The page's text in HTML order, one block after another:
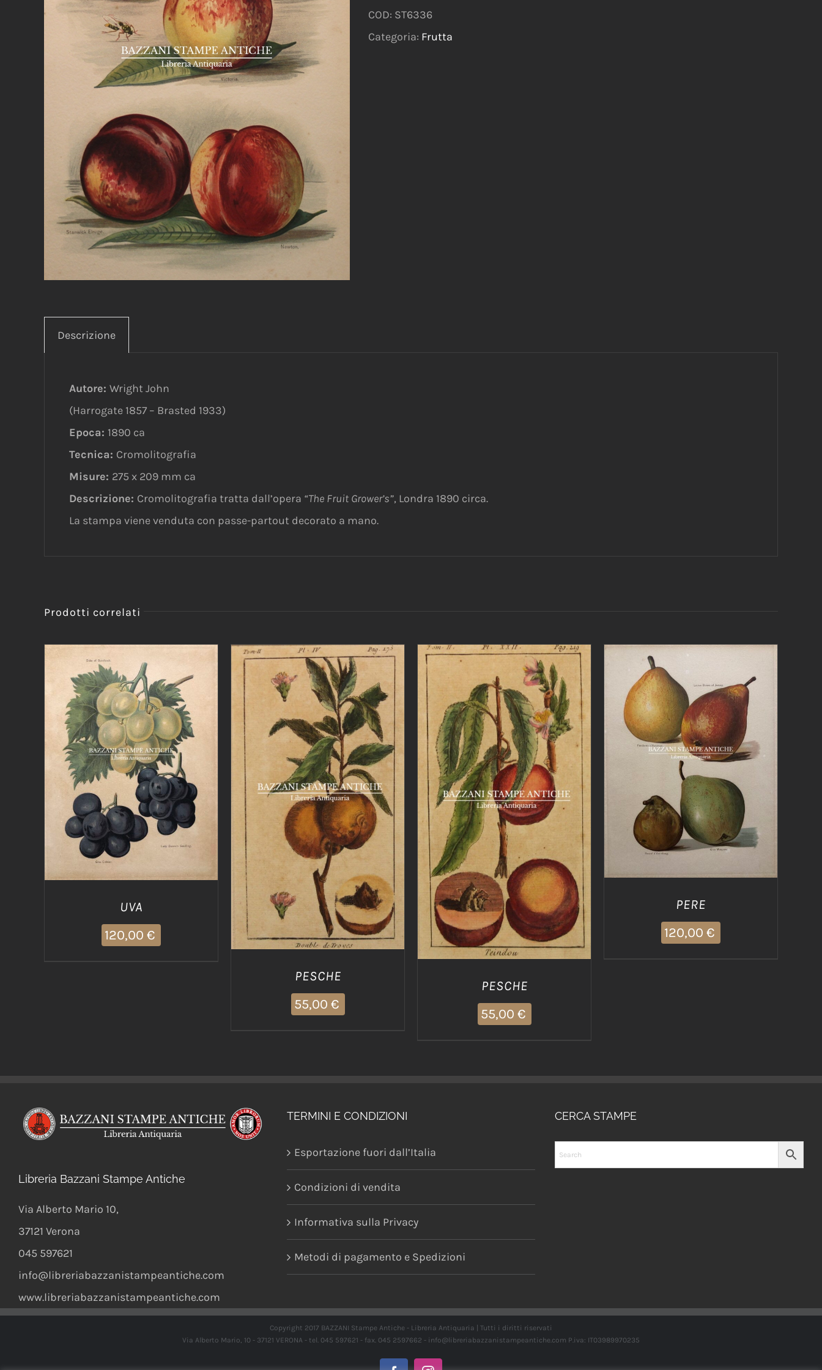
COD: ST6336
Categoria: Frutta
Descrizione
Autore: Wright John
(Harrogate 1857 – Brasted 1933)
Epoca: 1890 ca
Tecnica: Cromolitografia
Misure: 275 x 209 mm ca
Descrizione: Cromolitografia tratta dall’opera “The Fruit Grower’s”, Londra 1890 circa.
La stampa viene venduta con passe-partout decorato a mano.
Prodotti correlati
AGGIUNGI AL CARRELLO
DETTAGLI
UVA
120,00 €
AGGIUNGI AL CARRELLO
/
DETTAGLI
PESCHE
55,00 €
AGGIUNGI AL CARRELLO
/
DETTAGLI
PESCHE
55,00 €
AGGIUNGI AL CARRELLO
/
DETTAGLI
PERE
120,00 €
Libreria Bazzani Stampe Antiche
Via Alberto Mario 10,
37121 Verona
045 597621
info@libreriabazzanistampeantiche.com
www.libreriabazzanistampeantiche.com
TERMINI E CONDIZIONI
Esportazione fuori dall’Italia
Condizioni di vendita
Informativa sulla Privacy
Metodi di pagamento e Spedizioni
CERCA STAMPE
Copyright 2017 BAZZANI Stampe Antiche - Libreria Antiquaria | Tutti i diritti riservati
Via Alberto Mario, 10 - 37121 VERONA - tel. 045 597621 - fax. 045 2597662 - info@libreriabazzanistampeantiche.com P.iva: IT03989970235